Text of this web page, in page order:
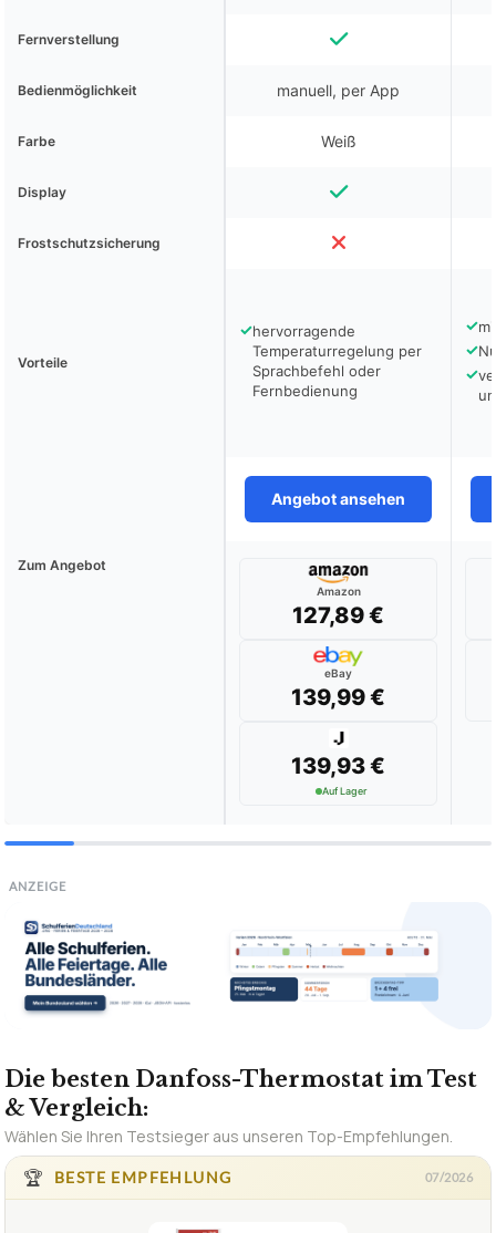
Fernverstellung
Bedienmöglichkeit manuell, per App
Farbe Weiß
Display
Frostschutzsicherung
Vorteile
✓hervorragende
Temperaturregelung per
Sprachbefehl oder
Fernbedienung
✓
✓
✓
Angebot ansehen
Zum Angebot
Amazon
127,89 €
eBay
139,99 €
139,93 €
Auf Lager
ANZEIGE
Die besten Danfoss-Thermostat im Test
& Vergleich:
Wählen Sie Ihren Testsieger aus unseren Top-Empfehlungen.
🏆
BESTE EMPFEHLUNG 07/2026